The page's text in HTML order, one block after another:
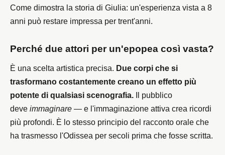
Come dimostra la storia di Giulia: un'esperienza vista a 8
anni può restare impressa per trent'anni.
Perché due attori per un'epopea così vasta?
È una scelta artistica precisa. Due corpi che si
trasformano costantemente creano un effetto più
potente di qualsiasi scenografia. Il pubblico
deveimmaginare — e l'immaginazione attiva crea ricordi
più profondi. È lo stesso principio del racconto orale che
ha trasmesso l'Odissea per secoli prima che fosse scritta.